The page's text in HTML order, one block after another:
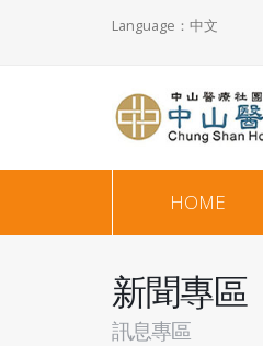
Language：中文
HOME
新聞專區
訊息專區